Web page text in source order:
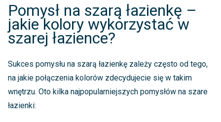
Pomysł na szarą łazienkę –
jakie kolory wykorzystać w
szarej łazience?
Sukces pomysłu na szarą łazienkę zależy często od tego,
na jakie połączenia kolorów zdecydujecie się w takim
wnętrzu. Oto kilka najpopularniejszych pomysłów na szare
łazienki: